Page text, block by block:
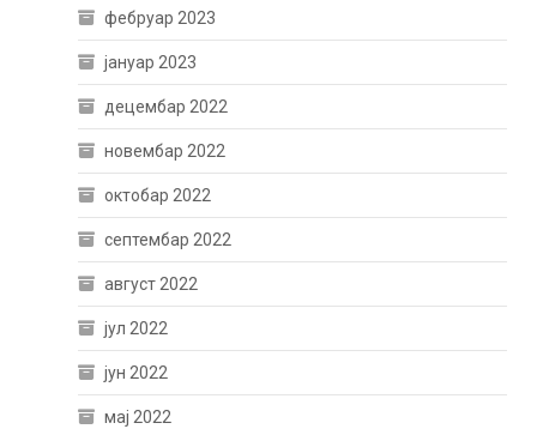
фебруар 2023
јануар 2023
децембар 2022
новембар 2022
октобар 2022
септембар 2022
август 2022
јул 2022
јун 2022
мај 2022